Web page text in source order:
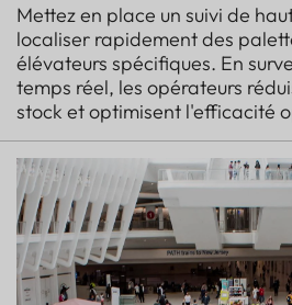
Mettez en place un suivi de
localiser rapidement des
élévateurs spécifiques. En
temps réel, les opérateurs
stock et optimisent l'efficacité